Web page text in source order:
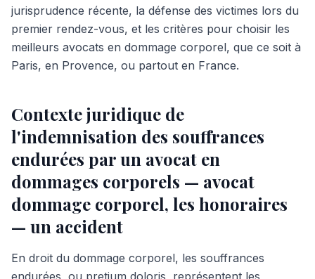
jurisprudence récente, la défense des victimes lors du
premier rendez-vous, et les critères pour choisir les
meilleurs avocats en dommage corporel, que ce soit à
Paris, en Provence, ou partout en France.
Contexte juridique de
l'indemnisation des souffrances
endurées par un avocat en
dommages corporels — avocat
dommage corporel, les honoraires
— un accident
En droit du dommage corporel, les souffrances
endurées, ou pretium doloris, représentent les